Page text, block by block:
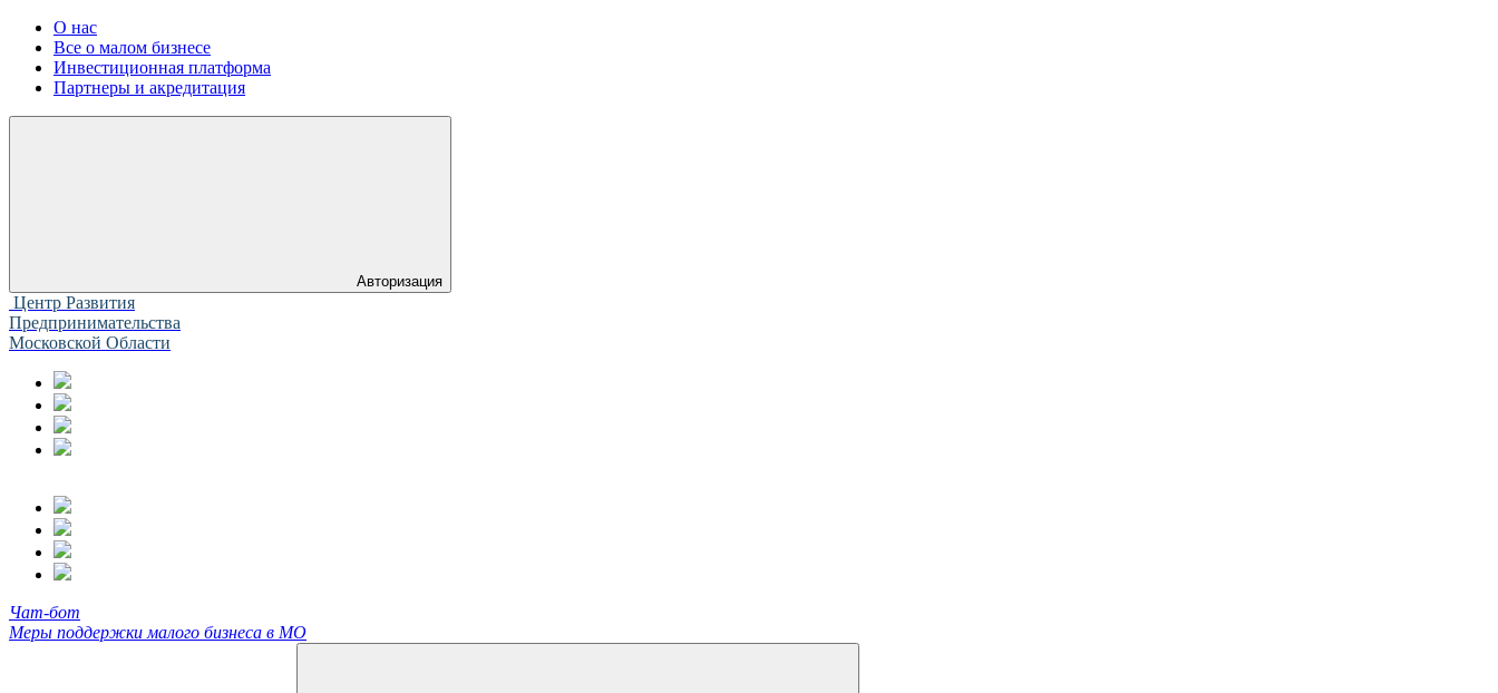
О нас
Все о малом бизнесе
Инвестиционная платформа
Партнеры и акредитация
Авторизация
Центр Развития
Предпринимательства
Московской Области
Чат-бот
Меры поддержки малого бизнеса в МО